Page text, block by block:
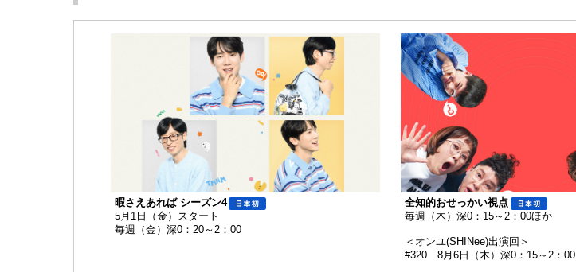
暇さえあれば シーズン4
5月1日（金）スタート
毎週（金）深0：20～2：00
全知的おせっかい視点
毎週（木）深0：15～2：00ほか
＜オンユ(SHINee)出演回＞
#320 8月6日（木）深0：15～2：00